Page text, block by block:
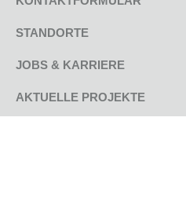
STANDORTE
JOBS & KARRIERE
AKTUELLE PROJEKTE